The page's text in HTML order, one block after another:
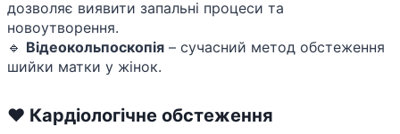
дозволяє виявити запальні процеси та
новоутворення.
🔹 Відеокольпоскопія – сучасний метод обстеження
шийки матки у жінок.
❤️ Кардіологічне обстеження